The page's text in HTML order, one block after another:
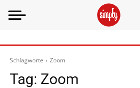
Schlagworte Zoom
Tag: Zoom